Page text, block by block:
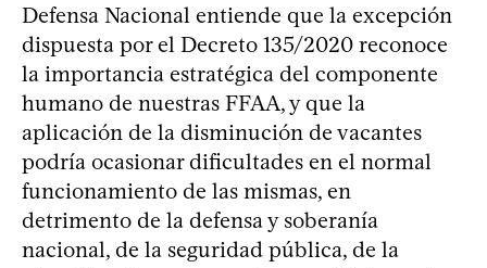
Defensa Nacional entiende que la excepción
dispuesta por el Decreto 135/2020 reconoce
la importancia estratégica del componente
humano de nuestras FFAA, y que la
aplicación de la disminución de vacantes
podría ocasionar dificultades en el normal
funcionamiento de las mismas, en
detrimento de la defensa y soberanía
nacional, de la seguridad pública, de la